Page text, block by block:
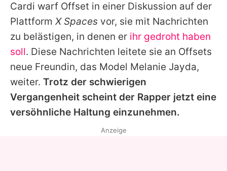
Cardi warf Offset in einer Diskussion auf der
Plattform X Spaces vor, sie mit Nachrichten
zu belästigen, in denen er ihr gedroht haben
soll. Diese Nachrichten leitete sie an Offsets
neue Freundin, das Model Melanie Jayda,
weiter. Trotz der schwierigen
Vergangenheit scheint der Rapper jetzt eine
versöhnliche Haltung einzunehmen.
Anzeige